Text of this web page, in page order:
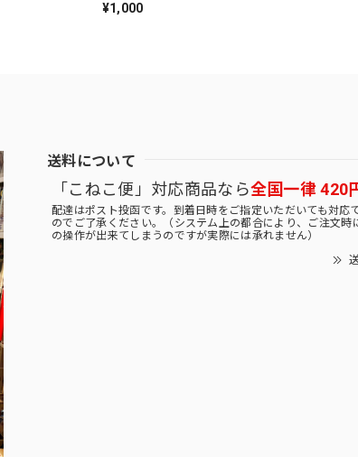
¥1,000
送料について
「こねこ便」対応商品なら全国一律 420
配達はポスト投函です。到着日時をご指定いただいても対応
のでご了承ください。（システム上の都合により、ご注文時
の操作が出来てしまうのですが実際には承れません）